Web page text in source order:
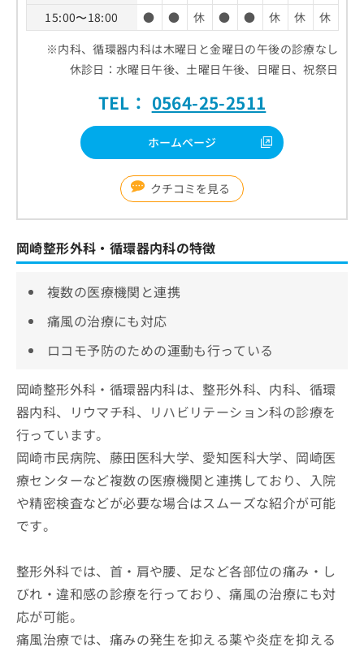
15:00〜18:00
● ● 休 ● ● 休 休
休
※内科、循環器内科は木曜日と金曜日の午後の診療なし
休診日：水曜日午後、土曜日午後、日曜日、祝祭日
TEL： 0564-25-2511
ホームページ
クチコミを見る
岡崎整形外科・循環器内科の特徴
複数の医療機関と連携
痛風の治療にも対応
ロコモ予防のための運動も行っている
岡崎整形外科・循環器内科は、整形外科、内科、循環
器内科、リウマチ科、リハビリテーション科の診療を
行っています。
岡崎市民病院、藤田医科大学、愛知医科大学、岡崎医
療センターなど複数の医療機関と連携しており、入院
や精密検査などが必要な場合はスムーズな紹介が可能
です。
整形外科では、首・肩や腰、足など各部位の痛み・し
びれ・違和感の診療を行っており、痛風の治療にも対
応が可能。
痛風治療では、痛みの発生を抑える薬や炎症を抑える